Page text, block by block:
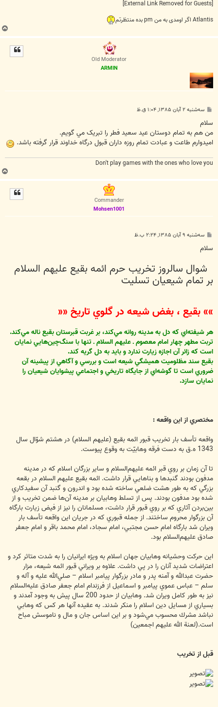
Atlantis اگر اومدی به من pm بده منتظرتم
ب
ا
Old Moderator
ARMIN
پ
ت
سه‌شنبه ۲ آبان ۱۳۸۵, ۱:۰۴ ق.ظ
سلام
من هم به تمام دوستان عيد سعيد فطر را تبريک مي گويم.
اميدوارم طاعت و عبادت تمام روزه داران قبول درگاه خداوند قرار گرفته باشد.
Don't play games with the ones who love you
ب
ا
Commander
Mohsen1001
پ
ت
سه‌شنبه ۹ آبان ۱۳۸۵, ۲:۲۴ ب.ظ
سلام
شوال سالروز تخريب حرم ائمه بقيع عليهم السلام
بر تمام شيعيان تسليت
»» بقيع ، بغض شيعه در گلوي تاريخ ««
هر شيفته‌اي كه دل به مدينه روانه مي‌كند، بر غربت قبرستان بقيع ناله مي‌كند.
تربت مطهر چهار امام معصوم ـ عليهم السلام ـ تنها با سنگ‌چين‌هايي نمايان
است كه زائر آن اجازه زيارت ندارد و بايد به دل گريه كند.
بقيع سند مظلوميت هميشگي شيعه است و بررسي و آگاهي از پيشينه آن
ضروري است تا گوشه‌اي از جايگاه تاريخي و اجتماعي پيشوايان شيعيان را
نمايان سازد.
مختصري از اين واقعه :
واقعه تأسف بار تخريب قبور ائمه بقيع (عليهم السلام) در هشتم شوّال سال
1343 ه.ق به دست فرقه وهابيّت به وقوع پيوست.
تا آن زمان بر روي قبر ائمه عليهم‌السلام و ساير بزرگان اسلام كه در مدينه
مدفون بودند گنبدها و بناهايي قرار داشت. ائمه بقيع عليهم السلام در بقعه
بزرگي كه به‏ طور هشت ضلعي ساخته شده بود و اندرون و گنبد آن سفيدكاري
شده بود مدفون بودند. پس از تسلط وهابيان بر مدينه‌ آن‌ها ضمن تخريب و از
بين‌بردن آثاري كه بر روي قبور قرار داشت، مسلمانان را نيز از فيض زيارت بارگاه
آن بزرگوار محروم ساختند. از جمله قبوري كه در جريان اين واقعه تأسف ‌بار
ويران شد بارگاه امام حسن مجتبي، امام سجاد، امام محمد باقر و امام جعفر
صادق عليهم‌السلام بود.
اين حركت وحشيانه وهابيان جهان اسلام به ويژه ايرانيان را به شدت متاثر كرد و
اعتراضات شديد آنان را در پي داشت. علاوه بر ويراني قبور ائمه شيعه، مزار
حضرت عبدالله و آمنه پدر و مادر بزرگوار پيامبر اسلام – صلي‌الله عليه و آله و
سلم – عباس عموي پيامبر و اسماعيل از فرزندام امام جعفر صادق عليه‌السلام
نيز به طور كامل ويران شد. وهابيان از حدود 200 سال پيش به وجود آمدند و
بسياري از مسايل دين اسلام را منكر شدند. به عقيده آنها هر كس كه وهابي
نباشد مشرك محسوب مي‌شود و بر اين اساس جان و مال و ناموسش مباح
است.(لعنة الله عليهم اجمعين)
قبل از تخريب